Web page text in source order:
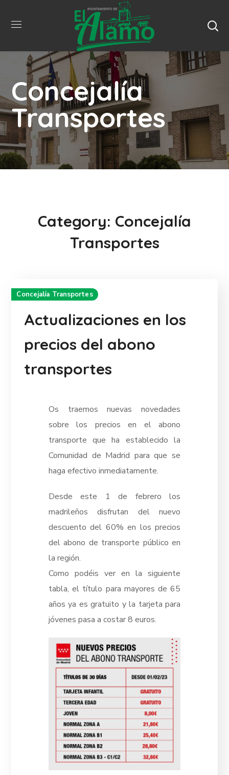
Concejalía
Transportes
Category: Concejalía
Transportes
Concejalía Transportes
Actualizaciones en los
precios del abono
transportes
Os traemos nuevas novedades
sobre los precios en el abono
transporte que ha establecido la
Comunidad de Madrid para que se
haga efectivo inmediatamente.
Desde este 1 de febrero los
madrileños disfrutan del nuevo
descuento del 60% en los precios
del abono de transporte público en
la región.
Como podéis ver en la siguiente
tabla, el título para mayores de 65
años ya es gratuito y la tarjeta para
jóvenes pasa a costar 8 euros.